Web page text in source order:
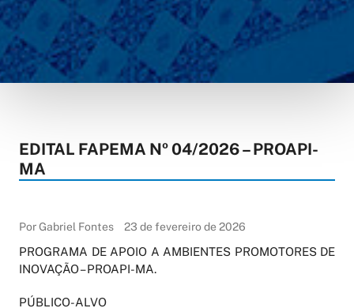
EDITAL FAPEMA Nº 04/2026 – PROAPI-
MA
Por Gabriel Fontes 23 de fevereiro de 2026
PROGRAMA DE APOIO A AMBIENTES PROMOTORES DE
INOVAÇÃO – PROAPI-MA.
PÚBLICO-ALVO